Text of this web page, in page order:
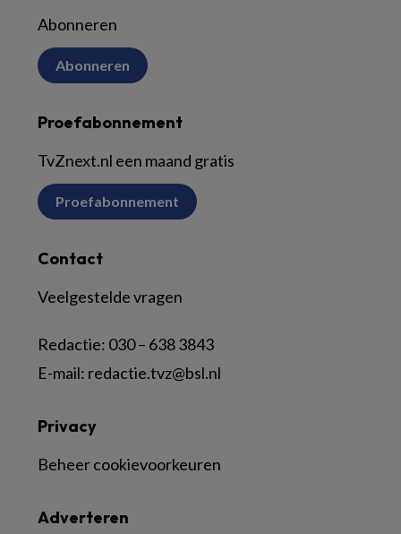
Abonneren
Abonneren
Proefabonnement
TvZnext.nl een maand gratis
Proefabonnement
Contact
Veelgestelde vragen
Redactie: 030 – 638 3843
E-mail: redactie.tvz@bsl.nl
Adverteren
Privacy
Beheer cookievoorkeuren